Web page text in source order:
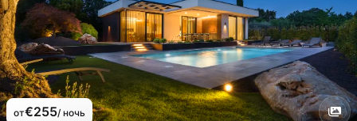
от€255/ ночь